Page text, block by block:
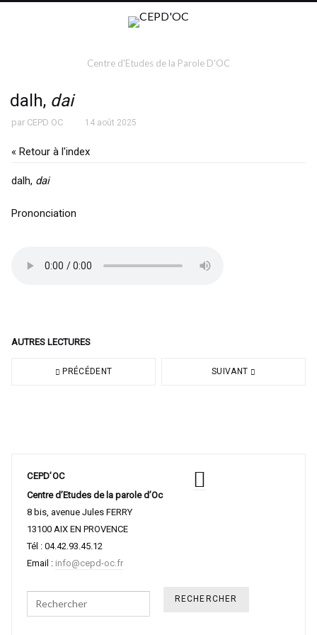
Centre d'Etudes de la Parole D'OC
dalh, dai
par CEPD OC 14 août 2025
« Retour à l'index
dalh, dai
Prononciation
AUTRES LECTURES
PRÉCÉDENT SUIVANT
CEPD’OC
Centre d’Etudes de la parole d’Oc
8 bis, avenue Jules FERRY
13100 AIX EN PROVENCE
Tél : 04.42.93.45.12
Email : info@cepd-oc.fr
Search